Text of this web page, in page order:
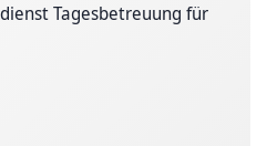
Tagesbetreuung für